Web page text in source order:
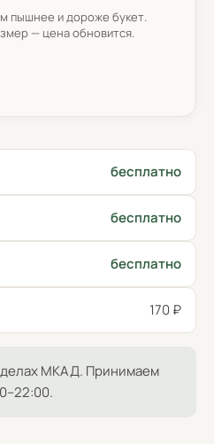
пышнее и дороже букет.
— цена обновится.
бесплатно
бесплатно
бесплатно
170 ₽
МКАД. Принимаем